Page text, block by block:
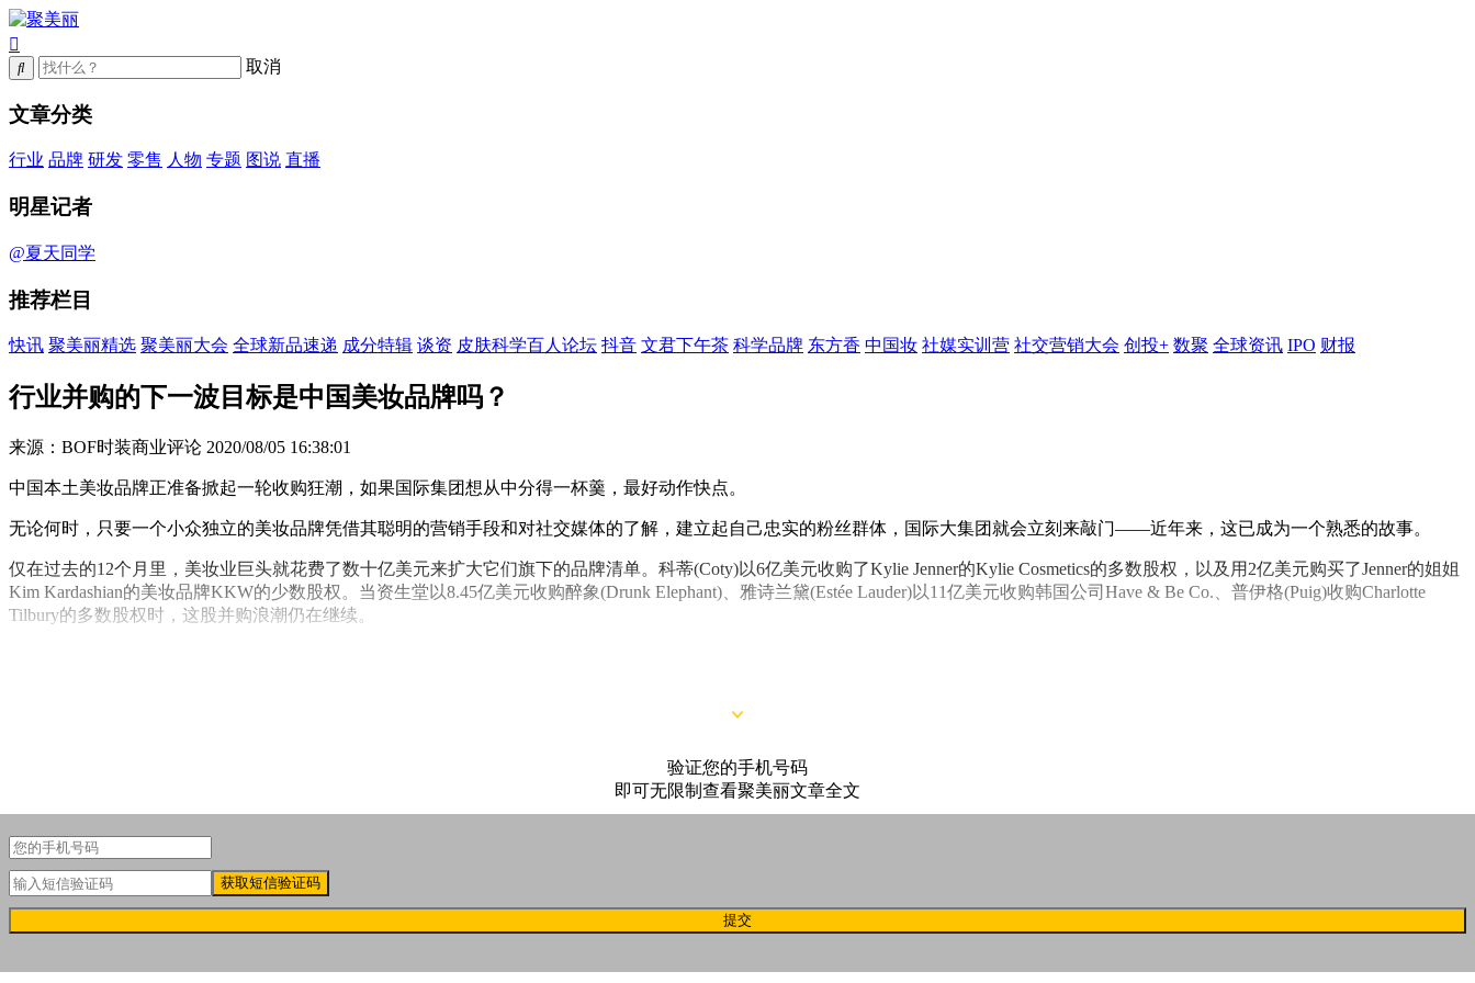
取消
文章分类
行业 品牌 研发 零售 人物 专题 图说 直播
明星记者
@夏天同学
推荐栏目
快讯 聚美丽精选 聚美丽大会 全球新品速递 成分特辑 谈资 皮肤科学百人论坛 抖音 文君下午茶 科学品牌 东方香 中国妆 社媒实训营 社交营销大会 创投+ 数聚 全球资讯 IPO 财报
行业并购的下一波目标是中国美妆品牌吗？
来源：BOF时装商业评论 2020/08/05 16:38:01
中国本土美妆品牌正准备掀起一轮收购狂潮，如果国际集团想从中分得一杯羹，最好动作快点。
无论何时，只要一个小众独立的美妆品牌凭借其聪明的营销手段和对社交媒体的了解，建立起自己忠实的粉丝群体，国际大集团就会立刻来敲门——近年来，这已成为一个熟悉的故事。
仅在过去的12个月里，美妆业巨头就花费了数十亿美元来扩大它们旗下的品牌清单。科蒂(Coty)以6亿美元收购了Kylie Jenner的Kylie Cosmetics的多数股权，以及用2亿美元购买了Jenner的姐姐
Kim Kardashian的美妆品牌KKW的少数股权。当资生堂以8.45亿美元收购醉象(Drunk Elephant)、雅诗兰黛(Estée Lauder)以11亿美元收购韩国公司Have & Be Co.、普伊格(Puig)收购Charlotte
Tilbury的多数股权时，这股并购浪潮仍在继续。
验证您的手机号码
即可无限制查看聚美丽文章全文
获取短信验证码
提交